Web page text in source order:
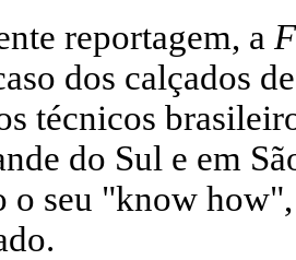
reportagem, a
dos calçados
técnicos
do Sul e em
o seu "know